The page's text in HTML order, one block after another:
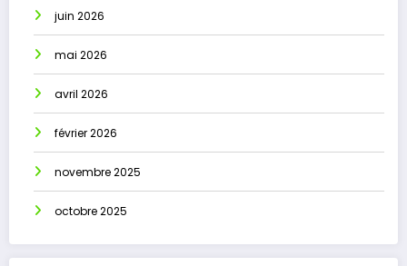
juin 2026
mai 2026
avril 2026
février 2026
novembre 2025
octobre 2025